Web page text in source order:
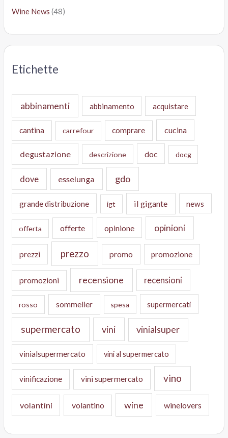
Wine News (48)
Etichette
abbinamenti abbinamento acquistare
cantina carrefour comprare cucina
degustazione descrizione doc docg
dove esselunga gdo
grande distribuzione igt il gigante news
offerta offerte opinione opinioni
prezzi prezzo promo promozione
promozioni recensione recensioni
rosso sommelier spesa supermercati
supermercato vini vinialsuper
vinialsupermercato vini al supermercato
vinificazione vini supermercato vino
volantini volantino wine winelovers